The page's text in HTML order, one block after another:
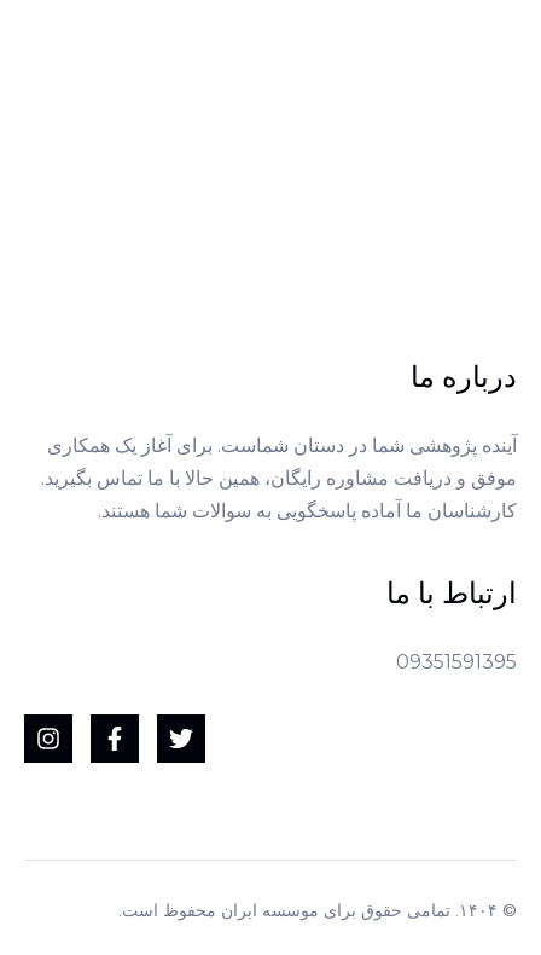
درباره ما
آینده پژوهشی شما در دستان شماست. برای آغاز یک همکاری
موفق و دریافت مشاوره رایگان، همین حالا با ما تماس بگیرید.
کارشناسان ما آماده پاسخگویی به سوالات شما هستند.
ارتباط با ما
09351591395
© ۱۴۰۴. تمامی حقوق برای موسسه ایران محفوظ است.